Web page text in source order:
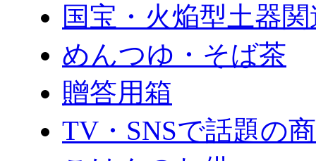
国宝・火焔型土器
めんつゆ・そば茶
贈答用箱
TV・SNSで話題の